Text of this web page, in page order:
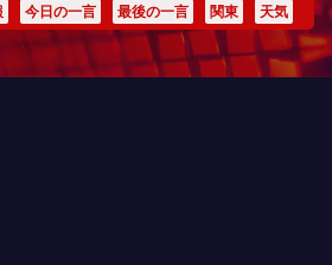
今日の一言 最後の一言 関東 天気